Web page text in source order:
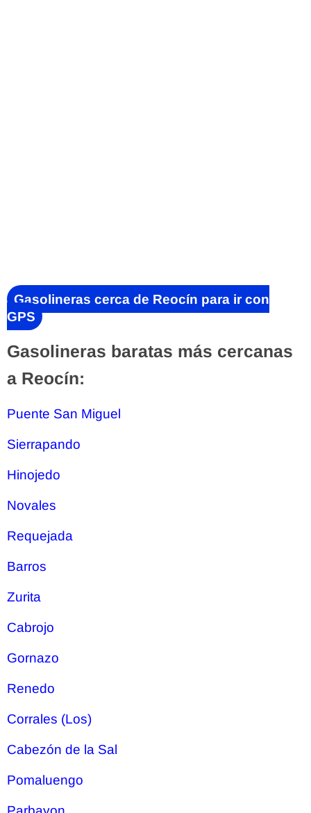
Gasolineras cerca de Reocín para ir con
GPS
Gasolineras baratas más cercanas
a Reocín:
Puente San Miguel
Sierrapando
Hinojedo
Novales
Requejada
Barros
Zurita
Cabrojo
Gornazo
Renedo
Corrales (Los)
Cabezón de la Sal
Pomaluengo